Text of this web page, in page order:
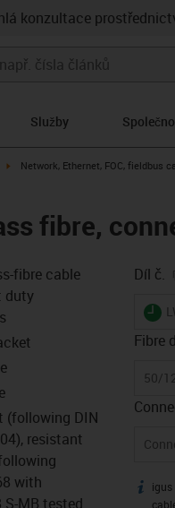
konzultace
Služby
igus-icon-arrow-right
Network, Ethernet, FOC, fieldbus
fibre,
fibre cable
duty
(following DIN
resistant
with
MB tested
Díl č.
Fibre
50/
igus-
igus